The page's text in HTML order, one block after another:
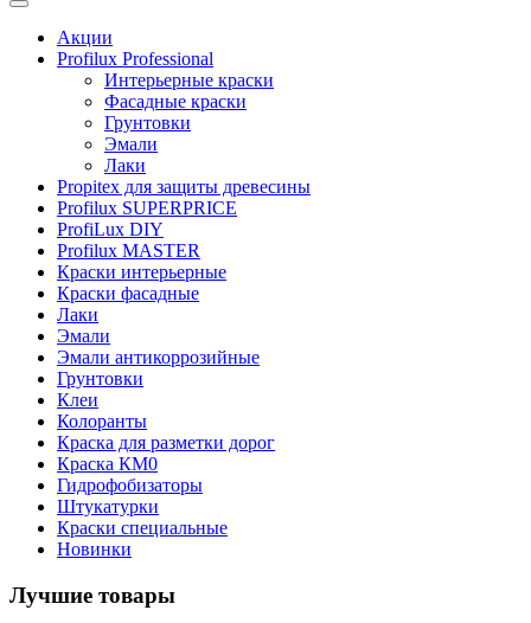
Акции
Profilux Professional
Интерьерные краски
Фасадные краски
Грунтовки
Эмали
Лаки
Propitex для защиты древесины
Profilux SUPERPRICE
ProfiLux DIY
Profilux MASTER
Краски интерьерные
Краски фасадные
Лаки
Эмали
Эмали антикоррозийные
Грунтовки
Клеи
Колоранты
Краска для разметки дорог
Краска КМ0
Гидрофобизаторы
Штукатурки
Краски специальные
Новинки
Лучшие товары